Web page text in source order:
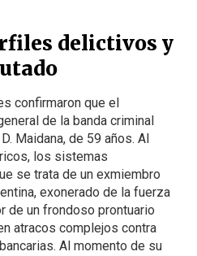
delictivos y
confirmaron que el
de la banda criminal
Maidana, de 59 años. Al
los sistemas
se trata de un exmiembro
exonerado de la fuerza
de un frondoso prontuario
atracos complejos contra
Al momento de su